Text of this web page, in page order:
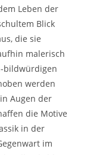
Leben der
Blick
die sie
malerisch
bildwürdigen
werden
Augen der
die Motive
in der
im